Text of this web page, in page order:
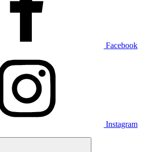
Facebook
Instagram